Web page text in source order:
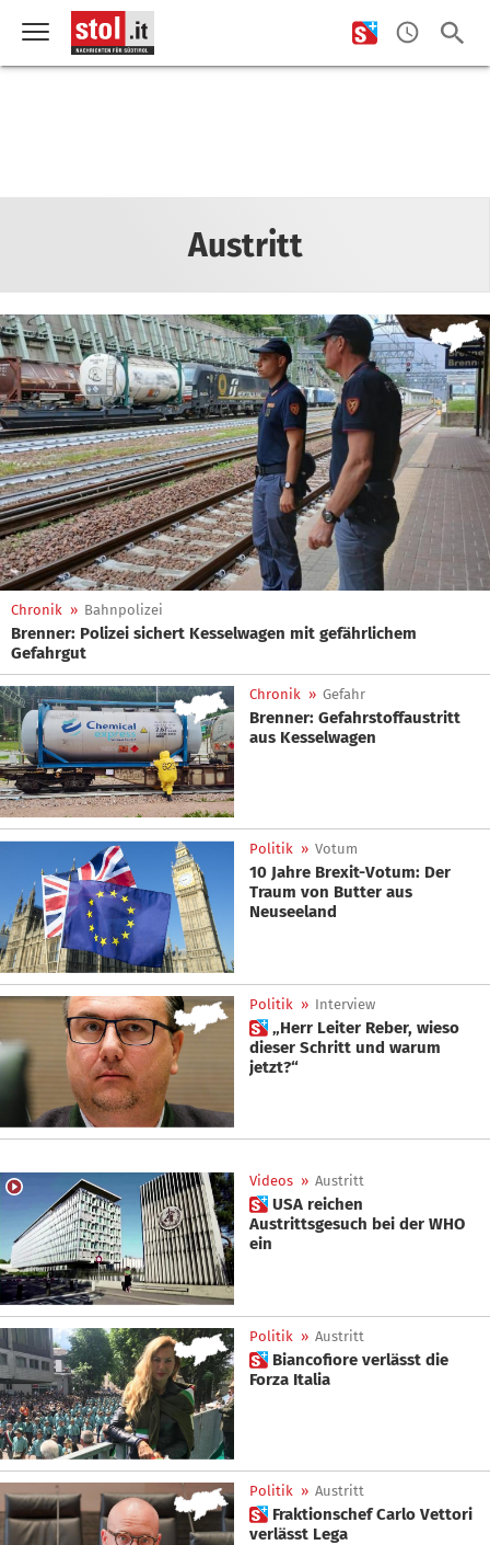
Austritt
Chronik » Bahnpolizei
Brenner: Polizei sichert Kesselwagen mit gefährlichem
Gefahrgut
Chronik » Gefahr
Brenner: Gefahrstoffaustritt
aus Kesselwagen
Politik » Votum
10 Jahre Brexit-Votum: Der
Traum von Butter aus
Neuseeland
Politik » Interview
 „Herr Leiter Reber, wieso
dieser Schritt und warum
jetzt?“
Videos » Austritt
 USA reichen
Austrittsgesuch bei der WHO
ein
Politik » Austritt
 Biancofiore verlässt die
Forza Italia
Politik » Austritt
 Fraktionschef Carlo Vettori
verlässt Lega